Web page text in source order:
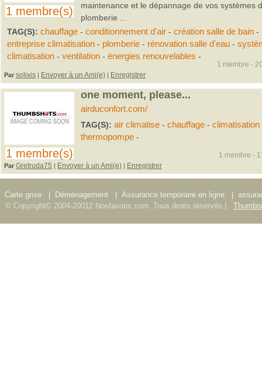
1 membre(s)
maintenance et le dépannage de vos systèmes
plomberie ...
TAG(S): chauffage - conditionnement d'air - création salle de bain -
entreprise climatisation - plomberie - rénovation salle d'eau -
climatisation - ventilation - énergies renouvelables -
Par solixis | Envoyer à un Ami(e) | Enregistrer
1 membre -
1 membre(s)
one moment, please...
airduconfort.com/
TAG(S): air climatise- chauffage- climatisation
thermopompe-
Par Gretruda75 | Envoyer à un Ami(e) | Enregistrer
1 membre -
Carte grise Déménagement Assurance temporaire en ligne
© Copyright© 2004-20012 Nosfavoris.com. Tous droits réservés |